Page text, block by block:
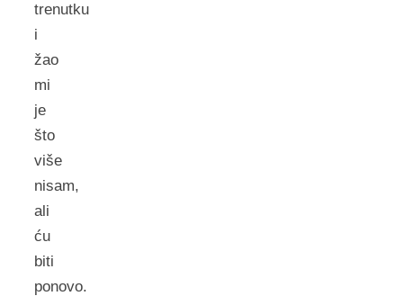
trenutku
i
žao
mi
je
što
više
nisam,
ali
ću
biti
ponovo.